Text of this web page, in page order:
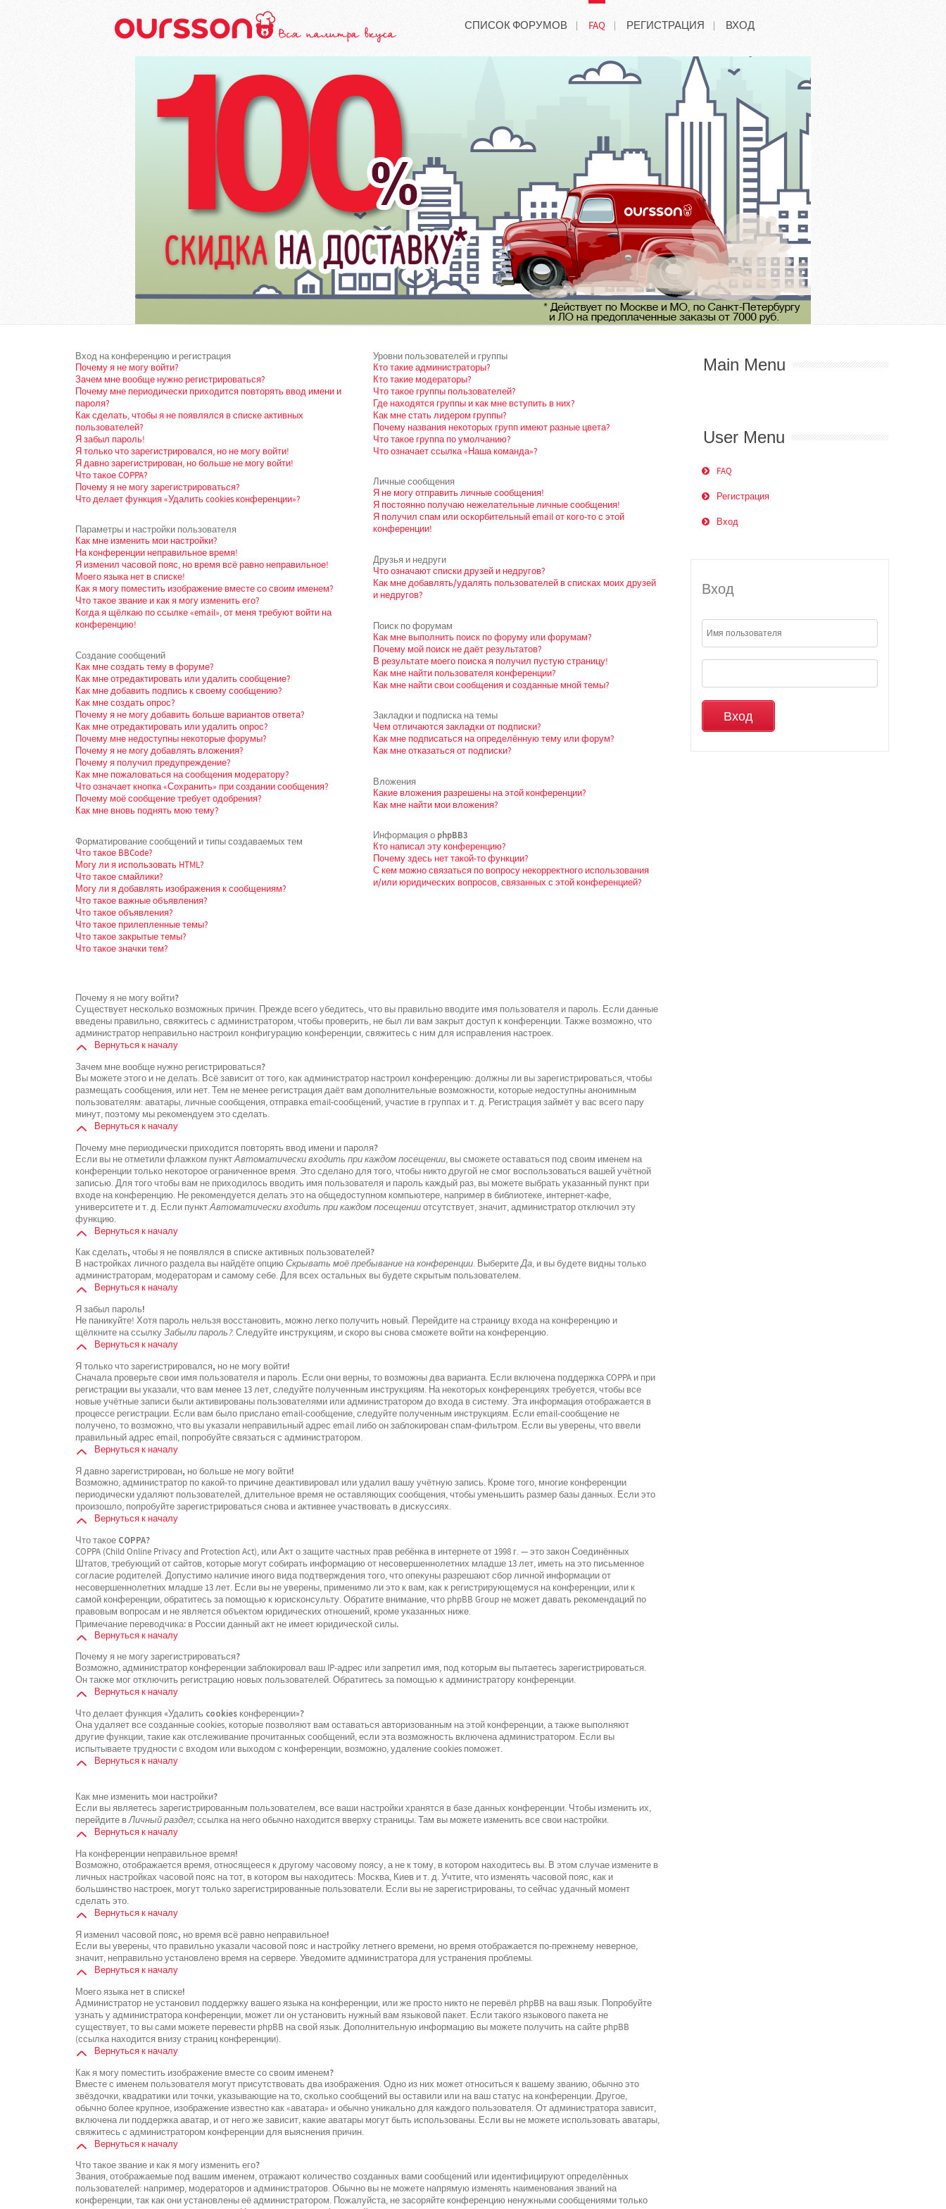
СПИСОК ФОРУМОВ FAQ РЕГИСТРАЦИЯ ВХОД
Вход на конференцию и регистрация
Почему я не могу войти?
Зачем мне вообще нужно регистрироваться?
Почему мне периодически приходится повторять ввод имени и
пароля?
Как сделать, чтобы я не появлялся в списке активных
пользователей?
Я забыл пароль!
Я только что зарегистрировался, но не могу войти!
Я давно зарегистрирован, но больше не могу войти!
Что такое COPPA?
Почему я не могу зарегистрироваться?
Что делает функция «Удалить cookies конференции»?
Параметры и настройки пользователя
Как мне изменить мои настройки?
На конференции неправильное время!
Я изменил часовой пояс, но время всё равно неправильное!
Моего языка нет в списке!
Как я могу поместить изображение вместе со своим именем?
Что такое звание и как я могу изменить его?
Когда я щёлкаю по ссылке «email», от меня требуют войти на
конференцию!
Создание сообщений
Как мне создать тему в форуме?
Как мне отредактировать или удалить сообщение?
Как мне добавить подпись к своему сообщению?
Как мне создать опрос?
Почему я не могу добавить больше вариантов ответа?
Как мне отредактировать или удалить опрос?
Почему мне недоступны некоторые форумы?
Почему я не могу добавлять вложения?
Почему я получил предупреждение?
Как мне пожаловаться на сообщения модератору?
Что означает кнопка «Сохранить» при создании сообщения?
Почему моё сообщение требует одобрения?
Как мне вновь поднять мою тему?
Форматирование сообщений и типы создаваемых тем
Что такое BBCode?
Могу ли я использовать HTML?
Что такое смайлики?
Могу ли я добавлять изображения к сообщениям?
Что такое важные объявления?
Что такое объявления?
Что такое прилепленные темы?
Что такое закрытые темы?
Что такое значки тем?
Уровни пользователей и группы
Кто такие администраторы?
Кто такие модераторы?
Что такое группы пользователей?
Где находятся группы и как мне вступить в них?
Как мне стать лидером группы?
Почему названия некоторых групп имеют разные цвета?
Что такое группа по умолчанию?
Что означает ссылка «Наша команда»?
Личные сообщения
Я не могу отправить личные сообщения!
Я постоянно получаю нежелательные личные сообщения!
Я получил спам или оскорбительный email от кого-то с этой
конференции!
Друзья и недруги
Что означают списки друзей и недругов?
Как мне добавлять/удалять пользователей в списках моих друзей
и недругов?
Поиск по форумам
Как мне выполнить поиск по форуму или форумам?
Почему мой поиск не даёт результатов?
В результате моего поиска я получил пустую страницу!
Как мне найти пользователя конференции?
Как мне найти свои сообщения и созданные мной темы?
Закладки и подписка на темы
Чем отличаются закладки от подписки?
Как мне подписаться на определённую тему или форум?
Как мне отказаться от подписки?
Вложения
Какие вложения разрешены на этой конференции?
Как мне найти мои вложения?
Информация о phpBB3
Кто написал эту конференцию?
Почему здесь нет такой-то функции?
С кем можно связаться по вопросу некорректного использования
и/или юридических вопросов, связанных с этой конференцией?
Почему я не могу войти?
Существует несколько возможных причин. Прежде всего убедитесь, что вы правильно вводите имя пользователя и пароль. Если данные
введены правильно, свяжитесь с администратором, чтобы проверить, не был ли вам закрыт доступ к конференции. Также возможно, что
администратор неправильно настроил конфигурацию конференции, свяжитесь с ним для исправления настроек.
Вернуться к началу
Зачем мне вообще нужно регистрироваться?
Вы можете этого и не делать. Всё зависит от того, как администратор настроил конференцию: должны ли вы зарегистрироваться, чтобы
размещать сообщения, или нет. Тем не менее регистрация даёт вам дополнительные возможности, которые недоступны анонимным
пользователям: аватары, личные сообщения, отправка email-сообщений, участие в группах и т. д. Регистрация займёт у вас всего пару
минут, поэтому мы рекомендуем это сделать.
Вернуться к началу
Почему мне периодически приходится повторять ввод имени и пароля?
Если вы не отметили флажком пунктАвтоматически входить при каждом посещении, вы сможете оставаться под своим именем на
конференции только некоторое ограниченное время. Это сделано для того, чтобы никто другой не смог воспользоваться вашей учётной
записью. Для того чтобы вам не приходилось вводить имя пользователя и пароль каждый раз, вы можете выбрать указанный пункт при
входе на конференцию. Не рекомендуется делать это на общедоступном компьютере, например в библиотеке, интернет-кафе,
университете и т. д. Если пунктАвтоматически входить при каждом посещенииотсутствует, значит, администратор отключил эту
функцию.
Вернуться к началу
Как сделать, чтобы я не появлялся в списке активных пользователей?
В настройках личного раздела вы найдёте опциюСкрывать моё пребывание на конференции. ВыберитеДа, и вы будете видны только
администраторам, модераторам и самому себе. Для всех остальных вы будете скрытым пользователем.
Вернуться к началу
Я забыл пароль!
Не паникуйте! Хотя пароль нельзя восстановить, можно легко получить новый. Перейдите на страницу входа на конференцию и
щёлкните на ссылкуЗабыли пароль?. Следуйте инструкциям, и скоро вы снова сможете войти на конференцию.
Вернуться к началу
Я только что зарегистрировался, но не могу войти!
Сначала проверьте свои имя пользователя и пароль. Если они верны, то возможны два варианта. Если включена поддержка COPPA и при
регистрации вы указали, что вам менее 13 лет, следуйте полученным инструкциям. На некоторых конференциях требуется, чтобы все
новые учётные записи были активированы пользователями или администратором до входа в систему. Эта информация отображается в
процессе регистрации. Если вам было прислано email-сообщение, следуйте полученным инструкциям. Если email-сообщение не
получено, то возможно, что вы указали неправильный адрес email либо он заблокирован спам-фильтром. Если вы уверены, что ввели
правильный адрес email, попробуйте связаться с администратором.
Вернуться к началу
Я давно зарегистрирован, но больше не могу войти!
Возможно, администратор по какой-то причине деактивировал или удалил вашу учётную запись. Кроме того, многие конференции
периодически удаляют пользователей, длительное время не оставляющих сообщения, чтобы уменьшить размер базы данных. Если это
произошло, попробуйте зарегистрироваться снова и активнее участвовать в дискуссиях.
Вернуться к началу
Что такое COPPA?
COPPA (Child Online Privacy and Protection Act), или Акт о защите частных прав ребёнка в интернете от 1998 г. — это закон Соединённых
Штатов, требующий от сайтов, которые могут собирать информацию от несовершеннолетних младше 13 лет, иметь на это письменное
согласие родителей. Допустимо наличие иного вида подтверждения того, что опекуны разрешают сбор личной информации от
несовершеннолетних младше 13 лет. Если вы не уверены, применимо ли это к вам, как к регистрирующемуся на конференции, или к
самой конференции, обратитесь за помощью к юрисконсульту. Обратите внимание, что phpBB Group не может давать рекомендаций по
правовым вопросам и не является объектом юридических отношений, кроме указанных ниже.
Примечание переводчика: в России данный акт не имеет юридической силы.
Вернуться к началу
Почему я не могу зарегистрироваться?
Возможно, администратор конференции заблокировал ваш IP-адрес или запретил имя, под которым вы пытаетесь зарегистрироваться.
Он также мог отключить регистрацию новых пользователей. Обратитесь за помощью к администратору конференции.
Вернуться к началу
Что делает функция «Удалить cookies конференции»?
Она удаляет все созданные cookies, которые позволяют вам оставаться авторизованным на этой конференции, а также выполняют
другие функции, такие как отслеживание прочитанных сообщений, если эта возможность включена администратором. Если вы
испытываете трудности с входом или выходом с конференции, возможно, удаление cookies поможет.
Вернуться к началу
Как мне изменить мои настройки?
Если вы являетесь зарегистрированным пользователем, все ваши настройки хранятся в базе данных конференции. Чтобы изменить их,
перейдите вЛичный раздел; ссылка на него обычно находится вверху страницы. Там вы можете изменить все свои настройки.
Вернуться к началу
На конференции неправильное время!
Возможно, отображается время, относящееся к другому часовому поясу, а не к тому, в котором находитесь вы. В этом случае измените в
личных настройках часовой пояс на тот, в котором вы находитесь: Москва, Киев и т. д. Учтите, что изменять часовой пояс, как и
большинство настроек, могут только зарегистрированные пользователи. Если вы не зарегистрированы, то сейчас удачный момент
сделать это.
Вернуться к началу
Я изменил часовой пояс, но время всё равно неправильное!
Если вы уверены, что правильно указали часовой пояс и настройку летнего времени, но время отображается по-прежнему неверное,
значит, неправильно установлено время на сервере. Уведомите администратора для устранения проблемы.
Вернуться к началу
Моего языка нет в списке!
Администратор не установил поддержку вашего языка на конференции, или же просто никто не перевёл phpBB на ваш язык. Попробуйте
узнать у администратора конференции, может ли он установить нужный вам языковой пакет. Если такого языкового пакета не
существует, то вы сами можете перевести phpBB на свой язык. Дополнительную информацию вы можете получить на сайте phpBB
(ссылка находится внизу страниц конференции).
Вернуться к началу
Как я могу поместить изображение вместе со своим именем?
Вместе с именем пользователя могут присутствовать два изображения. Одно из них может относиться к вашему званию, обычно это
звёздочки, квадратики или точки, указывающие на то, сколько сообщений вы оставили или на ваш статус на конференции. Другое,
обычно более крупное, изображение известно как «аватара» и обычно уникально для каждого пользователя. От администратора зависит,
включена ли поддержка аватар, и от него же зависит, какие аватары могут быть использованы. Если вы не можете использовать аватары,
свяжитесь с администратором конференции для выяснения причин.
Вернуться к началу
Что такое звание и как я могу изменить его?
Звания, отображаемые под вашим именем, отражают количество созданных вами сообщений или идентифицируют определённых
пользователей: например, модераторов и администраторов. Обычно вы не можете напрямую изменять наименования званий на
конференции, так как они установлены её администратором. Пожалуйста, не засоряйте конференцию ненужными сообщениями только
Main Menu
User Menu
FAQ
Регистрация
Вход
Вход